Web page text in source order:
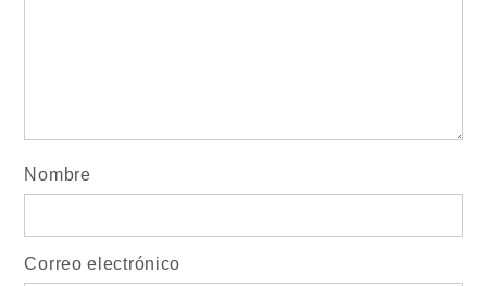
Nombre
Correo electrónico